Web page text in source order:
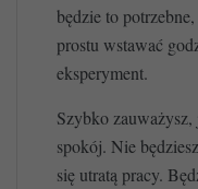
będzie to
prostu wstawać
eksperyment.
Szybko
spokój. Nie
się utratą pracy.